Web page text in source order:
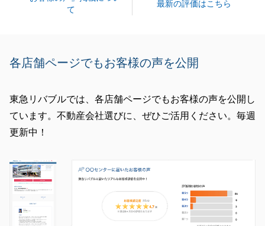
て
最新の評価はこちら
各店舗ページでもお客様の声を公開
東急リバブルでは、各店舗ページでもお客様の声を公開し
ています。不動産会社選びに、ぜひご活用ください。毎週
更新中！